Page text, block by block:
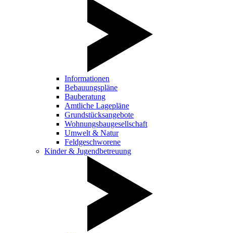
Informationen
Bebauungspläne
Bauberatung
Amtliche Lagepläne
Grundstücksangebote
Wohnungsbaugesellschaft
Umwelt & Natur
Feldgeschworene
Kinder & Jugendbetreuung